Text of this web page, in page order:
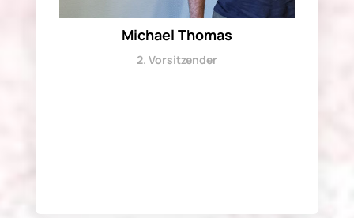
Michael Thomas
2. Vorsitzender